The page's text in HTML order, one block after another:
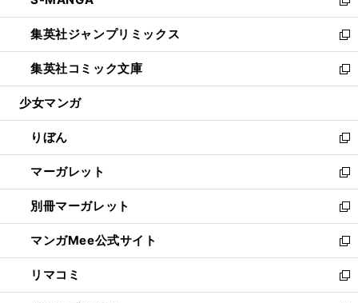
開
く
ウ
で
開
く
ン
ド
ウ
で
開
ウ
ィ
ン
ド
ウ
開
く
新
し
い
ウ
ィ
ン
ウ
で
開
く
集英社ジャンプリミックス
新
し
い
ウ
ン
ド
ウ
で
開
く
集英社コミック文庫
新
し
ウ
ィ
ン
ド
ウ
で
開
く
少女マンガ
りぼん
新
し
い
ウ
ィ
ン
ド
ウ
で
開
マーガレット
新
し
い
ウ
ィ
ン
ド
ウ
別冊マーガレット
新
し
い
ウ
ィ
ン
マンガMee公式サイト
新
し
い
ウ
リマコミ
新
し